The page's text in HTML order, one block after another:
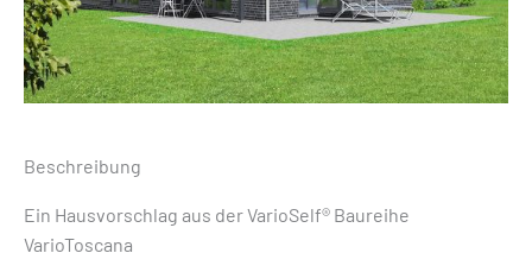
Beschreibung
Ein Hausvorschlag aus der VarioSelf® Baureihe
VarioToscana